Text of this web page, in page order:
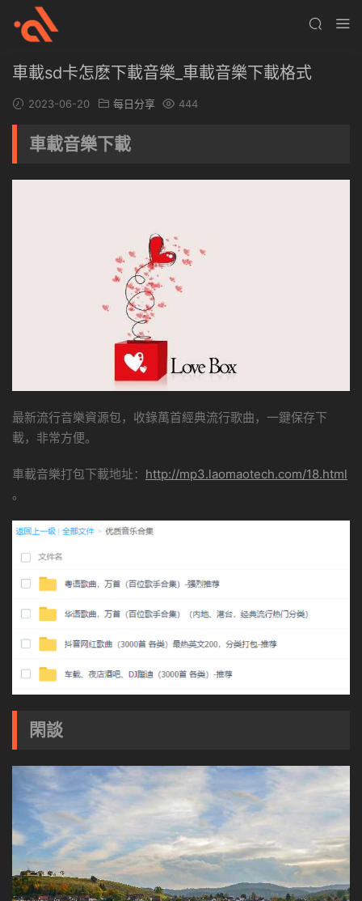
車載sd卡怎麽下載音樂_車載音樂下載格式
2023-06-20 每日分享 444
車載音樂下載
最新流行音樂資源包，收錄萬首經典流行歌曲，一鍵保存下
載，非常方便。
車載音樂打包下載地址： http://mp3.laomaotech.com/18.html
。
閑談